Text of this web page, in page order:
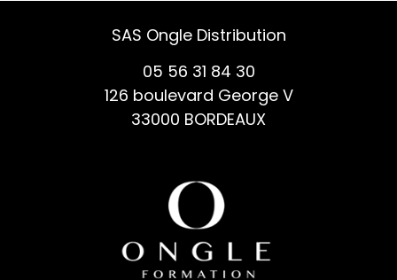
SAS Ongle Distribution
05 56 31 84 30
126 boulevard George V
33000 BORDEAUX